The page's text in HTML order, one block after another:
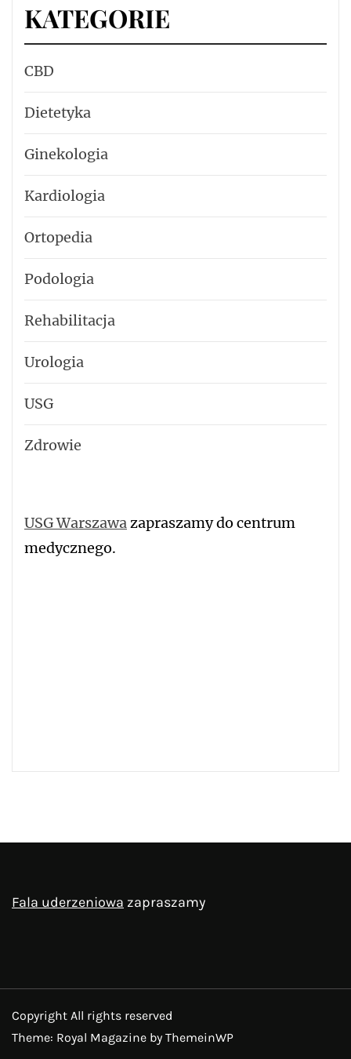
KATEGORIE
CBD
Dietetyka
Ginekologia
Kardiologia
Ortopedia
Podologia
Rehabilitacja
Urologia
USG
Zdrowie
USG Warszawazapraszamy do centrum
medycznego.
Fala uderzeniowa zapraszamy
Copyright All rights reserved
Theme: Royal Magazine by ThemeinWP